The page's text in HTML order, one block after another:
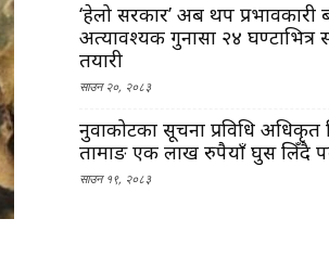
‘हेलो सरकार’ अब थप प्रभावकारी
अत्यावश्यक गुनासा २४ घण्टाभित्र
तयारी
साउन २०, २०८३
नुवाकोटका सूचना प्रविधि अधिकृत
तामाङ एक लाख रुपैयाँ घुस लिँदै
साउन १९, २०८३